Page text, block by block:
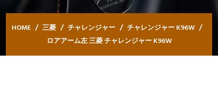
HOME 三菱 チャレンジャー
チャレンジャー K96W
ロアアーム左 三菱 チャレンジャー K96W